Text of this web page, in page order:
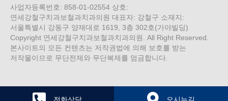
사업자등록번호: 858-01-02554 상호:
연세강철구치과보철과치과의원 대표자: 강철구 소재지:
서울특별시 강동구 양재대로 1619, 3층 302호(가야빌딩)
Copyright 연세강철구치과보철과치과의원. All Right Reserved.
본사이트의 모든 컨텐츠는 저작권법에 의해 보호를 받는
저작물이므로 무단전제와 무단복제를 엄금합니다.